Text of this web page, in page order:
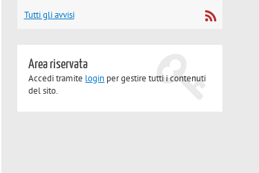
Tutti gli avvisi
Area riservata
Accedi tramite login per gestire tutti i contenuti
del sito.